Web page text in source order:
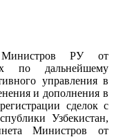
Министров РУ от
дальнейшему
управления в
и дополнения в
сделок с
Узбекистан,
Министров от